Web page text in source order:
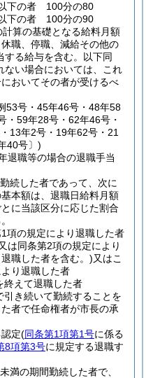
下の者 100分の80
下の者 100分の90
算の基礎となる給料月額
職、停職、減給その他の
する給与を含む。以下同
ない場合においては、これ
おいてその者が受けるべ
53号・45年46号・48年58
・59年28号・62年46号・
13年2号・19年62号・21
40号〕)
退職等の場合の退職手当
続した者であって、次に
本額は、退職日給料月額
に当該区分に応じた割合
項の規定により退職した者
は同条第2項の規定により
職した者を含む。)又はこ
り退職した者
終えて退職した者
き続いて勤続することを
者で任命権者が市長の承
定(同条第1項第1号に係る
8項第3号に規定する退職す
満の期間勤続した者で、